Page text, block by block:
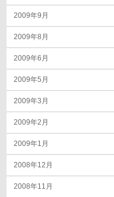
2009年9月
2009年8月
2009年6月
2009年5月
2009年3月
2009年2月
2009年1月
2008年12月
2008年11月